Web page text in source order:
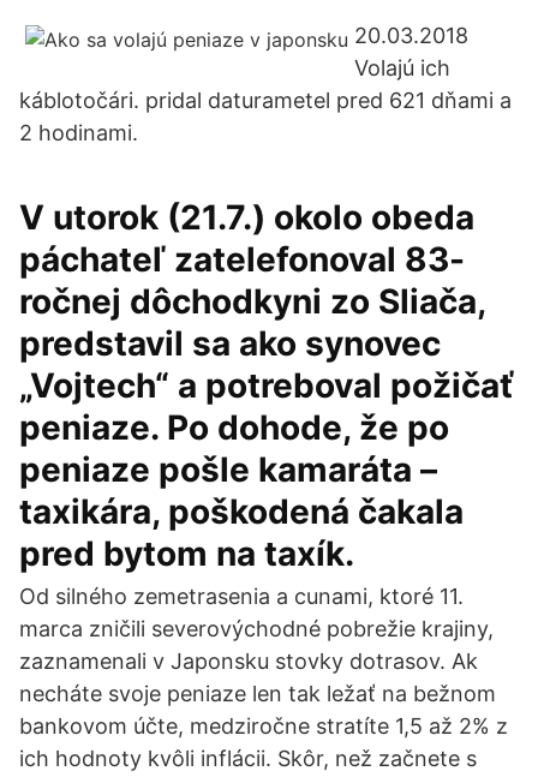
20.03.2018
Volajú ich
káblotočári. pridal daturametel pred 621 dňami a
2 hodinami.
V utorok (21.7.) okolo obeda
páchateľ zatelefonoval 83-
ročnej dôchodkyni zo Sliača,
predstavil sa ako synovec
„Vojtech“ a potreboval požičať
peniaze. Po dohode, že po
peniaze pošle kamaráta –
taxikára, poškodená čakala
pred bytom na taxík.
Od silného zemetrasenia a cunami, ktoré 11.
marca zničili severovýchodné pobrežie krajiny,
zaznamenali v Japonsku stovky dotrasov. Ak
necháte svoje peniaze len tak ležať na bežnom
bankovom účte, medziročne stratíte 1,5 až 2% z
ich hodnoty kvôli inflácii. Skôr, než začnete s